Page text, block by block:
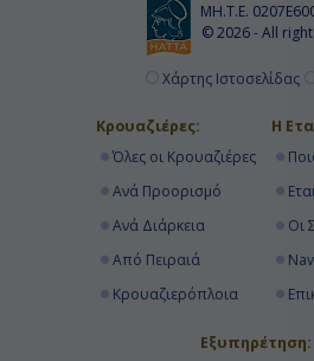
ΜΗ.Τ.Ε.
© 2026 - All
Χάρτης Ιστοσελίδας
Κρουαζιέρες:
Όλες οι Κρουαζιέρες
Ανά Προορισμό
Ανά Διάρκεια
Από Πειραιά
Κρουαζιερόπλοια
Η
Οι
Εξυπηρέτηση: